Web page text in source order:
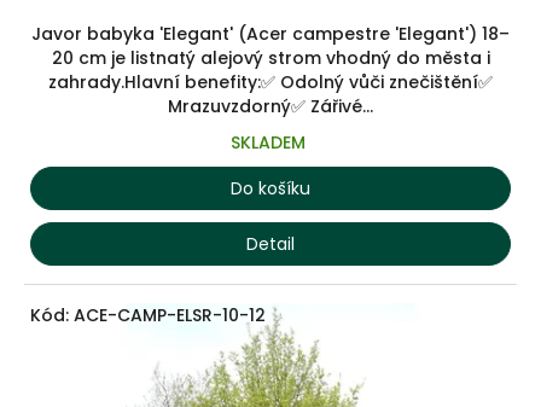
Javor babyka 'Elegant' (Acer campestre 'Elegant') 18–
20 cm je listnatý alejový strom vhodný do města i
zahrady.Hlavní benefity:✅ Odolný vůči znečištění✅
Mrazuvzdorný✅ Zářivé...
SKLADEM
Do košíku
Detail
Kód: ACE-CAMP-ELSR-10-12